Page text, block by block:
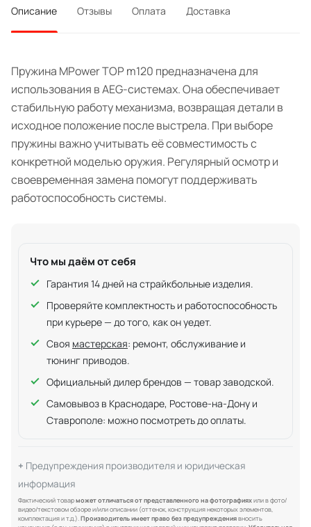
Описание Отзывы Оплата Доставка
Пружина MPower TOP m120 предназначена для
использования в AEG-системах. Она обеспечивает
стабильную работу механизма, возвращая детали в
исходное положение после выстрела. При выборе
пружины важно учитывать её совместимость с
конкретной моделью оружия. Регулярный осмотр и
своевременная замена помогут поддерживать
работоспособность системы.
Что мы даём от себя
Гарантия 14 дней на страйкбольные изделия.
Проверяйте комплектность и работоспособность
при курьере — до того, как он уедет.
Своя мастерская: ремонт, обслуживание и
тюнинг приводов.
Официальный дилер брендов — товар заводской.
Самовывоз в Краснодаре, Ростове-на-Дону и
Ставрополе: можно посмотреть до оплаты.
Предупреждения производителя и юридическая
информация
Фактический товарможет отличаться от представленного на фотографияхили в фото/
видео/текстовом обзоре и/или описании (оттенок, конструкция некоторых элементов,
комплектация и т.д.).Производитель имеет право без предупреждениявносить